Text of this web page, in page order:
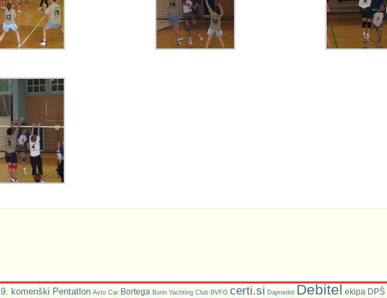
9. komenški Pentatlon Avto Car Bortega Burin Yachting Club BVFG certi.si Dajmedol Debitel ekipa DPŠ